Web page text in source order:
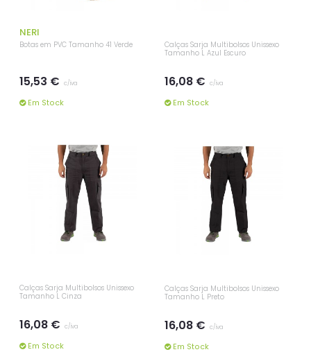
NERI
Botas em PVC Tamanho 41 Verde
15,53 € c/iva
Em Stock
Calças Sarja Multibolsos Unissexo
Tamanho L Azul Escuro
16,08 € c/iva
Em Stock
Calças Sarja Multibolsos Unissexo
Tamanho L Cinza
16,08 € c/iva
Em Stock
Calças Sarja Multibolsos Unissexo
Tamanho L Preto
16,08 € c/iva
Em Stock